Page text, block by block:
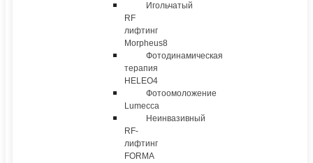
Игольчатый
RF
лифтинг
Morpheus8
Фотодинамическая
терапия
HELEO4
Фотоомоложение
Lumecca
Неинвазивный
RF-
лифтинг
FORMA